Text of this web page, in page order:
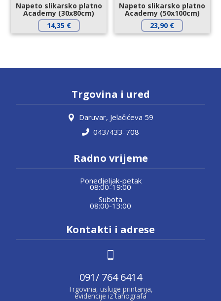
Napeto slikarsko platno
Academy (30x80cm)
14,35 €
Napeto slikarsko platno
Academy (50x100cm)
23,90 €
Trgovina i ured
Daruvar, Jelačićeva 59
043/433-708
Radno vrijeme
Ponedjeljak-petak
08:00-19:00
Subota
08:00-13:00
Kontakti i adrese
091/ 764 6414
Trgovina, usluge printanja,
evidencije iz tahografa